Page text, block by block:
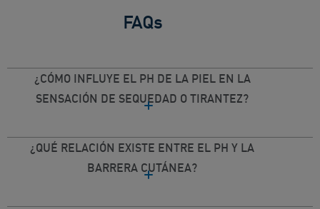
FAQs
¿CÓMO INFLUYE EL PH DE LA PIEL EN LA
SENSACIÓN DE SEQUEDAD O TIRANTEZ?
¿QUÉ RELACIÓN EXISTE ENTRE EL PH Y LA
BARRERA CUTÁNEA?